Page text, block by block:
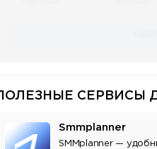
ПОЛЕЗНЫЕ СЕРВИСЫ
Smmplanner
SMMplanner —